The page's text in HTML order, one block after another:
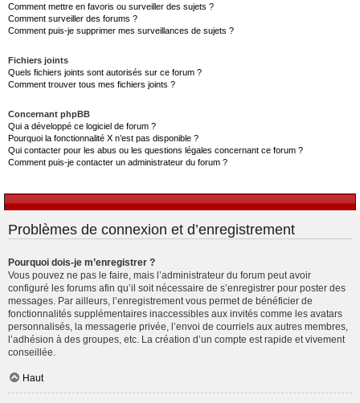
Comment mettre en favoris ou surveiller des sujets ?
Comment surveiller des forums ?
Comment puis-je supprimer mes surveillances de sujets ?
Fichiers joints
Quels fichiers joints sont autorisés sur ce forum ?
Comment trouver tous mes fichiers joints ?
Concernant phpBB
Qui a développé ce logiciel de forum ?
Pourquoi la fonctionnalité X n’est pas disponible ?
Qui contacter pour les abus ou les questions légales concernant ce forum ?
Comment puis-je contacter un administrateur du forum ?
Problèmes de connexion et d’enregistrement
Pourquoi dois-je m’enregistrer ?
Vous pouvez ne pas le faire, mais l’administrateur du forum peut avoir
configuré les forums afin qu’il soit nécessaire de s’enregistrer pour poster des
messages. Par ailleurs, l’enregistrement vous permet de bénéficier de
fonctionnalités supplémentaires inaccessibles aux invités comme les avatars
personnalisés, la messagerie privée, l’envoi de courriels aux autres membres,
l’adhésion à des groupes, etc. La création d’un compte est rapide et vivement
conseillée.
Haut